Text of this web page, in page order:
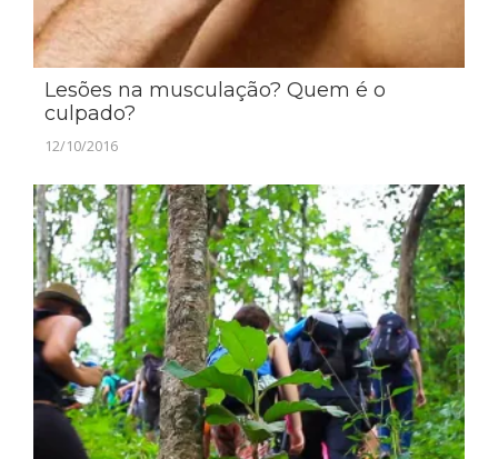
Lesões na musculação? Quem é o
culpado?
12/10/2016